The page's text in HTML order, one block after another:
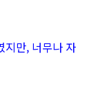
지만, 너무나 자